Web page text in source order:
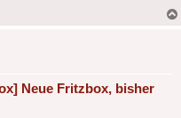
Neue Fritzbox, bisher